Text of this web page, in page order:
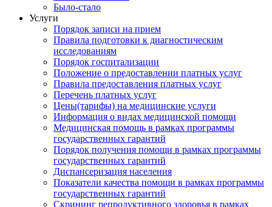
Было-стало
Услуги
Порядок записи на прием
Правила подготовки к диагностическим
исследованиям
Порядок госпитализации
Положение о предоставлении платных услуг
Правила предоставления платных услуг
Перечень платных услуг
Цены(тарифы) на медицинские услуги
Информация о видах медицинской помощи
Медицинская помощь в рамках программы
государственных гарантий
Порядок получения помощи в рамках программы
государственных гарантий
Диспансеризация населения
Показатели качества помощи в рамках программы
государственных гарантий
Скрининг репродуктивного здоровья в рамках